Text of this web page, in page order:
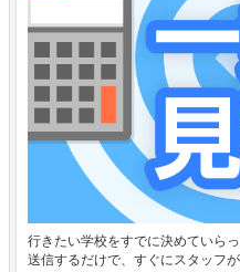
行きたい学校をすでに決めていら
送信するだけで、すぐにスタッフ